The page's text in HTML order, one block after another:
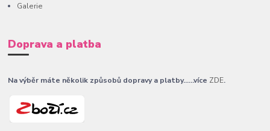
Galerie
Doprava a platba
Na výběr máte několik způsobů dopravy a platby......více ZDE.